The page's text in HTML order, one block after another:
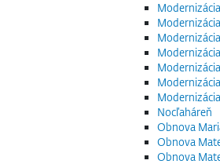
Nocľaháreň
Obnova
Obnova
Obnova